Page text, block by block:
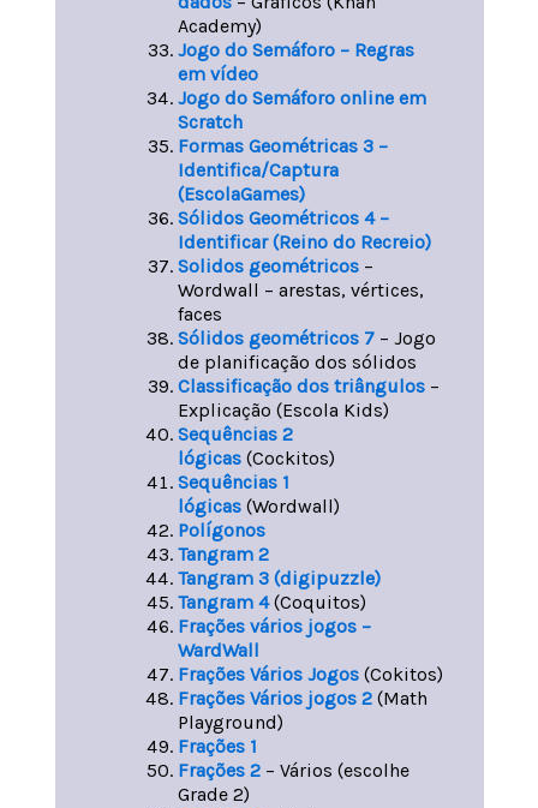
Academy)
Jogo do Semáforo – Regras
em vídeo
Jogo do Semáforo online em
Scratch
Formas Geométricas 3 –
Identifica/Captura
(EscolaGames)
Sólidos Geométricos 4 –
Identificar (Reino do Recreio)
Solidos geométricos–
Wordwall – arestas, vértices,
faces
Sólidos geométricos 7– Jogo
de planificação dos sólidos
Classificação dos triângulos–
Explicação (Escola Kids)
Sequências 2
lógicas (Cockitos)
Sequências 1
lógicas(Wordwall)
Polígonos
Tangram 2
Tangram 3 (digipuzzle)
Tangram 4(Coquitos)
Frações vários jogos –
WardWall
Frações Vários Jogos (Cokitos)
Frações Vários jogos 2 (Math
Playground)
Frações 1
Frações 2 – Vários (escolhe
Grade 2)